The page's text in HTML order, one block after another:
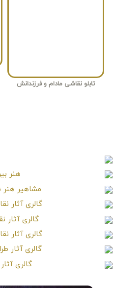
تابلو نقاشی مادام و فرزندانش